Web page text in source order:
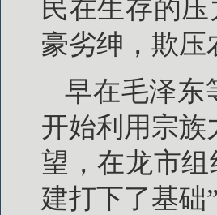
民在生存的
豪劣绅，欺压
早在毛泽东
开始利用宗族
望，在龙市
建打下了基础